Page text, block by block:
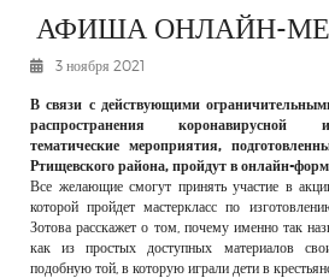
К СВЕДЕНИЮ
РЕКЛАМОДАТЕЛЯМ
ОБЪЯВЛЕНИЯ
КОНТАКТЫ
АФИША ОНЛАЙН-
3 ноября 2021
В связи с действующими
распространения коронавирусной
тематические мероприятия,
Ртищевского района, пройдут в онлайн-
Все желающие смогут принять участие в
которой пройдет мастеркласс по
Зотова расскажет о том, почему именно так
как из простых доступных материалов
подобную той, в которую играли дети в